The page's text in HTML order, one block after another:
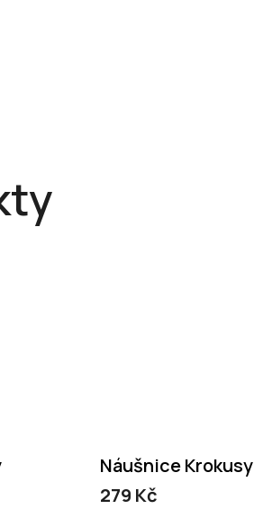
Náušnice Krokusy
279 Kč